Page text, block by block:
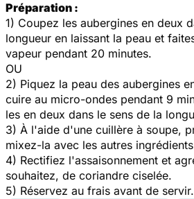
Préparation :
1) Coupez les aubergines en deux
longueur en laissant la peau et
vapeur pendant 20 minutes.
OU
2) Piquez la peau des aubergines
cuire au micro-ondes pendant 9
les en deux dans le sens de la
3) À l'aide d'une cuillère à soupe,
mixez-la avec les autres
4) Rectifiez l'assaisonnement et
souhaitez, de coriandre ciselée.
5) Réservez au frais avant de servir.